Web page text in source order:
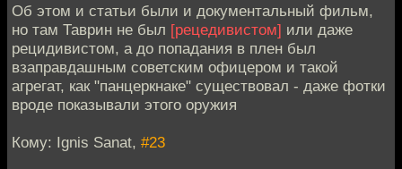
Об этом и статьи были и документальный фильм,
но там Таврин не был [рецедивистом] или даже
рецидивистом, а до попадания в плен был
взаправдашным советским офицером и такой
агрегат, как "панцеркнаке" существовал - даже фотки
вроде показывали этого оружия
Кому: Ignis Sanat, #23